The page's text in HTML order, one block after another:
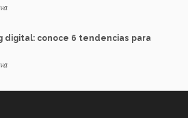
digital: conoce 6 tendencias para